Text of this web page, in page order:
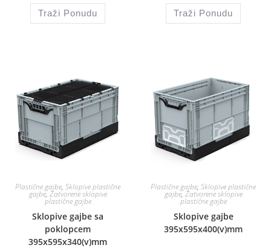
Traži Ponudu Traži Ponudu
Plastične gajbe, Sklopive plastične
gajbe,Zatvorene sklopive
plastične gajbe
Sklopive gajbe sa
poklopcem
395x595x340(v)mm
Plastične gajbe, Sklopive plastične
gajbe,Zatvorene sklopive
plastične gajbe
Sklopive gajbe
395x595x400(v)mm